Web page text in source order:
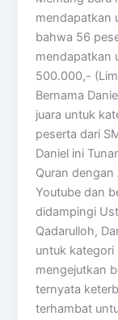
mendapatkan
bahwa 56
mendapatkan
500.000,-
Bernama
juara untuk
peserta dari
Daniel ini
Quran dengan
Youtube dan
didampingi
Qadarulloh,
untuk kategori
mengejutkan
ternyata
terhambat